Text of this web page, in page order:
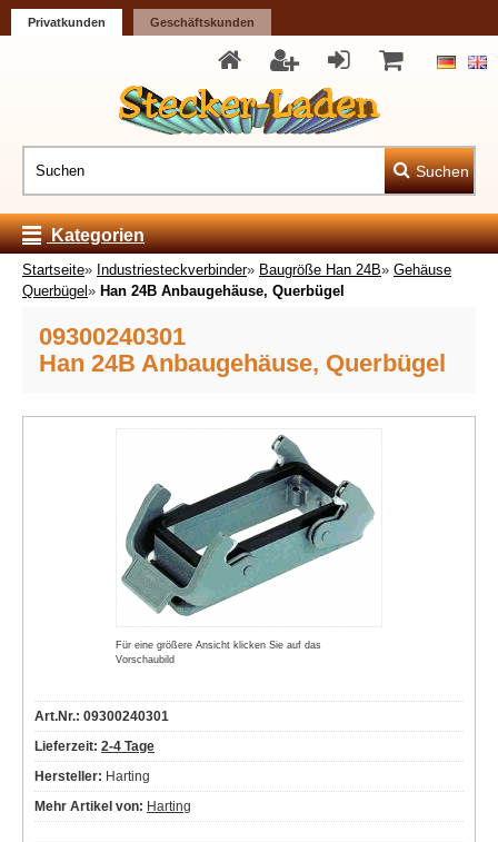
Privatkunden Geschäftskunden
Suchen
Kategorien
Startseite» Industriesteckverbinder» Baugröße Han 24B» Gehäuse
Querbügel » Han 24B Anbaugehäuse, Querbügel
09300240301
Han 24B Anbaugehäuse, Querbügel
Für eine größere Ansicht klicken Sie auf das
Vorschaubild
Art.Nr.: 09300240301
Lieferzeit: 2-4 Tage
Hersteller: Harting
Mehr Artikel von: Harting